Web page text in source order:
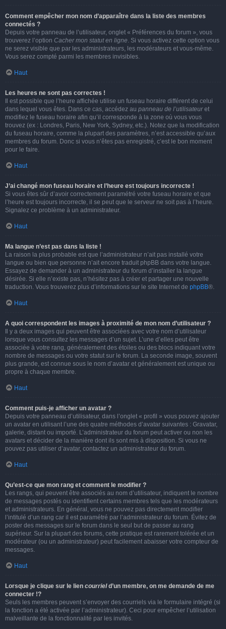
Comment empêcher mon nom d’apparaître dans la liste des membres
connectés ?
Depuis votre panneau de l’utilisateur, onglet « Préférences du forum », vous
trouverez l’option Cacher mon statut en ligne. Si vous activez cette option vous
ne serez visible que par les administrateurs, les modérateurs et vous-même.
Vous serez compté parmi les membres invisibles.
Haut
Les heures ne sont pas correctes !
Il est possible que l’heure affichée utilise un fuseau horaire différent de celui
dans lequel vous êtes. Dans ce cas, accédez au panneau de l’utilisateuret
modifiez le fuseau horaire afin qu’il corresponde à la zone où vous vous
trouvez (ex : Londres, Paris, New York, Sydney, etc.). Notez que la modification
du fuseau horaire, comme la plupart des paramètres, n’est accessible qu’aux
membres du forum. Donc si vous n’êtes pas enregistré, c’est le bon moment
pour le faire.
Haut
J’ai changé mon fuseau horaire et l’heure est toujours incorrecte !
Si vous êtes sûr d’avoir correctement paramétré votre fuseau horaire et que
l’heure est toujours incorrecte, il se peut que le serveur ne soit pas à l’heure.
Signalez ce problème à un administrateur.
Haut
Ma langue n’est pas dans la liste !
La raison la plus probable est que l’administrateur n’ait pas installé votre
langue ou bien que personne n’ait encore traduit phpBB dans votre langue.
Essayez de demander à un administrateur du forum d’installer la langue
désirée. Si elle n’existe pas, n’hésitez pas à créer et partager une nouvelle
traduction. Vous trouverez plus d’informations sur le site Internet de phpBB®.
Haut
A quoi correspondent les images à proximité de mon nom d’utilisateur ?
Il y a deux images qui peuvent être associées avec votre nom d’utilisateur
lorsque vous consultez les messages d’un sujet. L’une d’elles peut être
associée à votre rang, généralement des étoiles ou des blocs indiquant votre
nombre de messages ou votre statut sur le forum. La seconde image, souvent
plus grande, est connue sous le nom d’avatar et généralement est unique ou
propre à chaque membre.
Haut
Comment puis-je afficher un avatar ?
Depuis votre panneau d’utilisateur, dans l’onglet « profil » vous pouvez ajouter
un avatar en utilisant l’une des quatre méthodes d’avatar suivantes : Gravatar,
galerie, distant ou importé. L’administrateur du forum peut activer ou non les
avatars et décider de la manière dont ils sont mis à disposition. Si vous ne
pouvez pas utiliser d’avatar, contactez un administrateur du forum.
Haut
Qu’est-ce que mon rang et comment le modifier ?
Les rangs, qui peuvent être associés au nom d’utilisateur, indiquent le nombre
de messages postés ou identifient certains membres tels que les modérateurs
et administrateurs. En général, vous ne pouvez pas directement modifier
l’intitulé d’un rang car il est paramétré par l’administrateur du forum. Évitez de
poster des messages sur le forum dans le seul but de passer au rang
supérieur. Sur la plupart des forums, cette pratique est rarement tolérée et un
modérateur (ou un administrateur) peut facilement abaisser votre compteur de
messages.
Haut
Lorsque je clique sur le lien courrield’un membre, on me demande de me
connecter !?
Seuls les membres peuvent s’envoyer des courriels via le formulaire intégré (si
la fonction a été activée par l’administrateur). Ceci pour empêcher l’utilisation
malveillante de la fonctionnalité par les invités.